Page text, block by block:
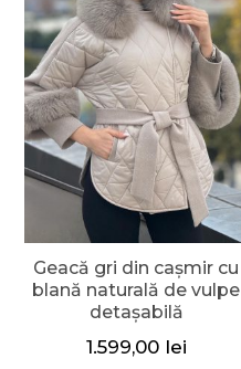
Geacă gri din cașmir cu
blană naturală de vulpe
detașabilă
1.599,00 lei